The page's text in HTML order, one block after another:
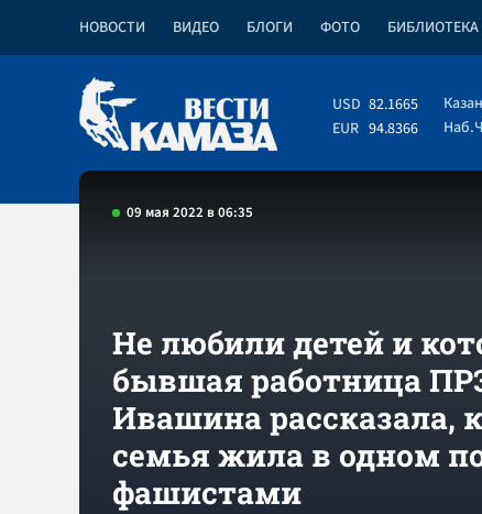
НОВОСТИ ВИДЕО БЛОГИ ФОТО БИБЛИОТЕКА
USD 82.1665
EUR 94.8366
09 мая 2022 в 06:35
Не любили детей и
бывшая работница
Ивашина рассказала,
семья жила в одном
фашистами